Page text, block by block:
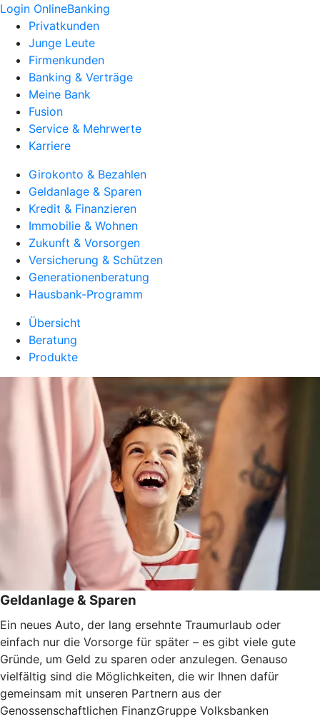
Login OnlineBanking
Privatkunden
Junge Leute
Firmenkunden
Banking & Verträge
Meine Bank
Fusion
Service & Mehrwerte
Karriere
Girokonto & Bezahlen
Geldanlage & Sparen
Kredit & Finanzieren
Immobilie & Wohnen
Zukunft & Vorsorgen
Versicherung & Schützen
Generationenberatung
Hausbank-Programm
Übersicht
Beratung
Produkte
Geldanlage & Sparen
Ein neues Auto, der lang ersehnte Traumurlaub oder
einfach nur die Vorsorge für später – es gibt viele gute
Gründe, um Geld zu sparen oder anzulegen. Genauso
vielfältig sind die Möglichkeiten, die wir Ihnen dafür
gemeinsam mit unseren Partnern aus der
Genossenschaftlichen FinanzGruppe Volksbanken